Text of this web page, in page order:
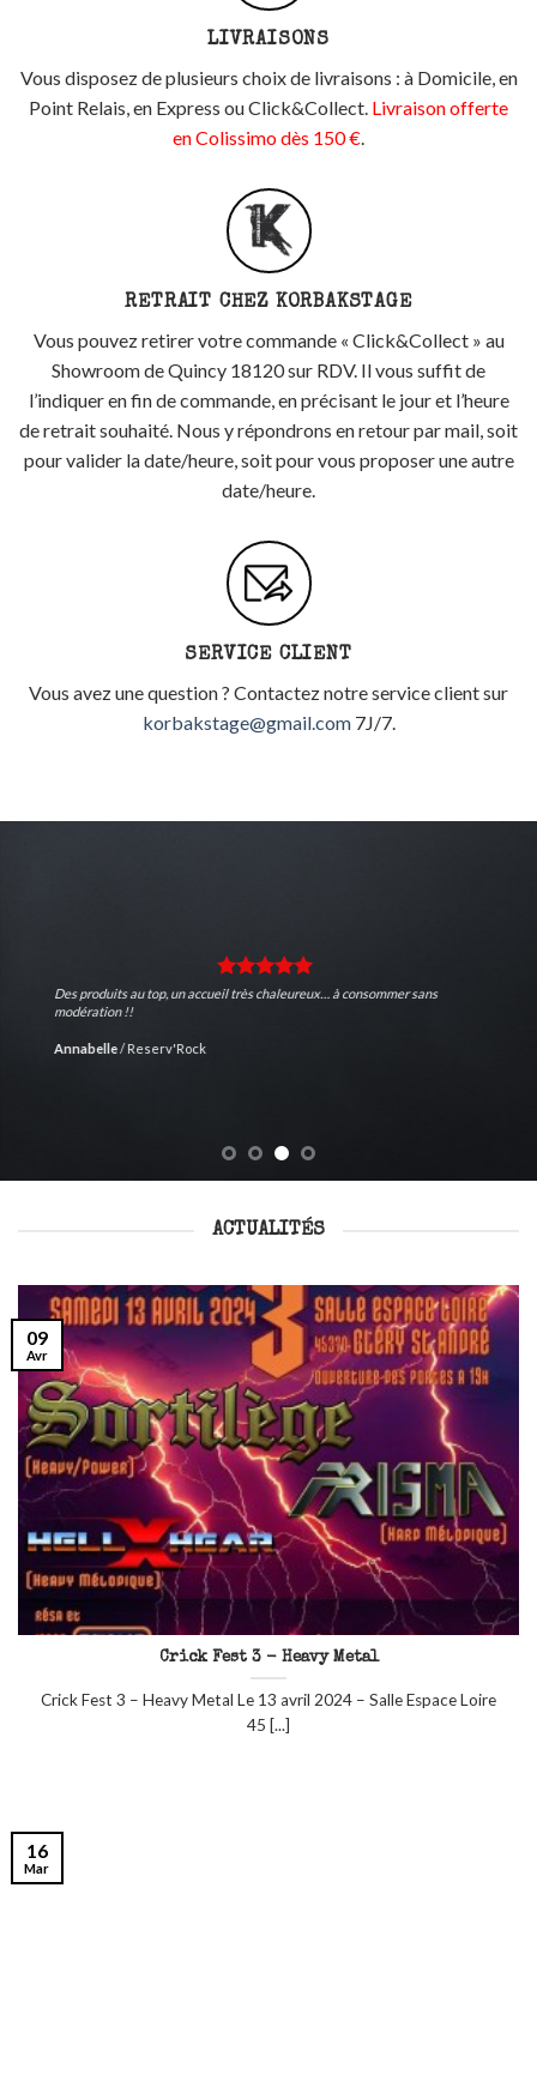
LIVRAISONS
Vous disposez de plusieurs choix de livraisons : à Domicile, en
Point Relais, en Express ou Click&Collect. Livraison offerte
en Colissimo dès 150 €.
RETRAIT CHEZ KORBAKSTAGE
Vous pouvez retirer votre commande « Click&Collect » au
Showroom de Quincy 18120 sur RDV. Il vous suffit de
l’indiquer en fin de commande, en précisant le jour et l’heure
de retrait souhaité. Nous y répondrons en retour par mail, soit
pour valider la date/heure, soit pour vous proposer une autre
date/heure.
SERVICE CLIENT
Vous avez une question ? Contactez notre service client sur
korbakstage@gmail.com7J/7.
Des produits au top, un accueil très chaleureux… à consommer sans
modération !!
Annabelle/Reserv'Rock
ACTUALITÉS
Crick Fest 3 - Heavy Metal
Crick Fest 3 – Heavy Metal Le 13 avril 2024 – Salle Espace Loire
45 [...]
09
Avr
16
Mar